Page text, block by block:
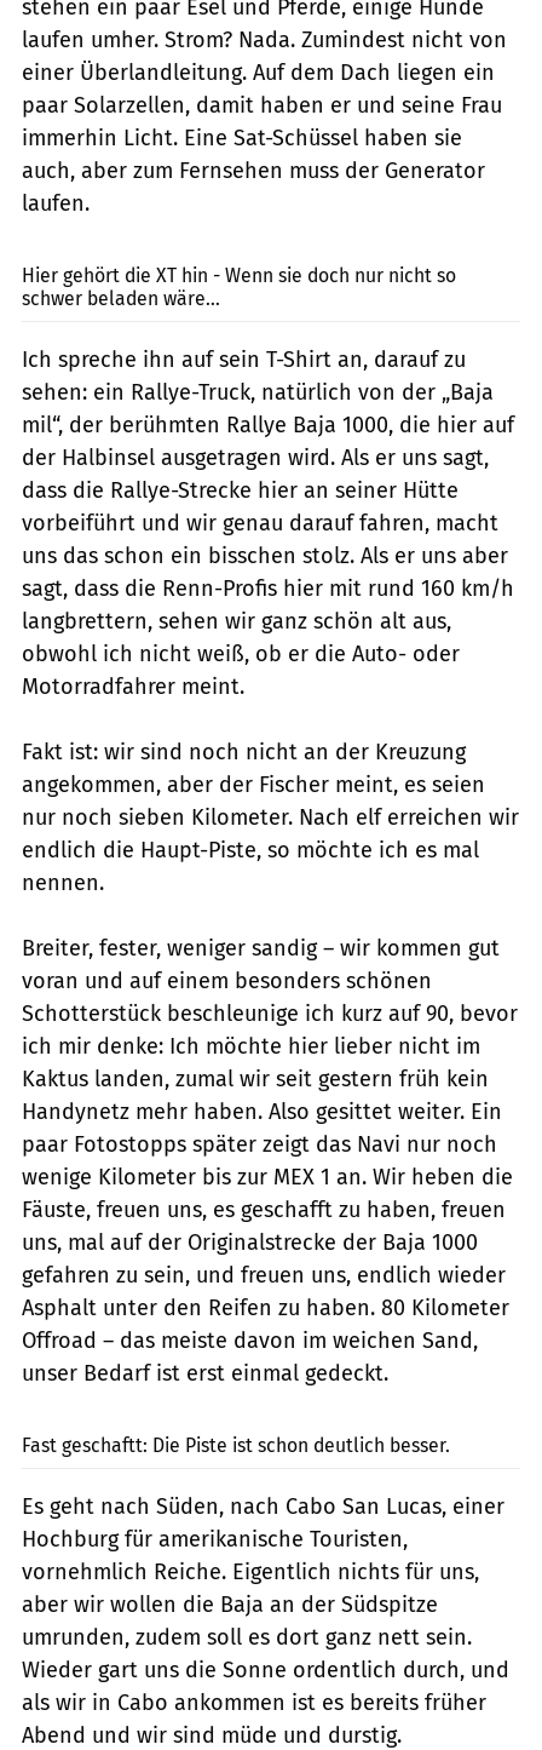
stehen ein paar Esel und Pferde, einige Hunde
laufen umher. Strom? Nada. Zumindest nicht von
einer Überlandleitung. Auf dem Dach liegen ein
paar Solarzellen, damit haben er und seine Frau
immerhin Licht. Eine Sat-Schüssel haben sie
auch, aber zum Fernsehen muss der Generator
laufen.
Hier gehört die XT hin - Wenn sie doch nur nicht so
schwer beladen wäre...
Ich spreche ihn auf sein T-Shirt an, darauf zu
sehen: ein Rallye-Truck, natürlich von der „Baja
mil“, der berühmten Rallye Baja 1000, die hier auf
der Halbinsel ausgetragen wird. Als er uns sagt,
dass die Rallye-Strecke hier an seiner Hütte
vorbeiführt und wir genau darauf fahren, macht
uns das schon ein bisschen stolz. Als er uns aber
sagt, dass die Renn-Profis hier mit rund 160 km/h
langbrettern, sehen wir ganz schön alt aus,
obwohl ich nicht weiß, ob er die Auto- oder
Motorradfahrer meint.
Fakt ist: wir sind noch nicht an der Kreuzung
angekommen, aber der Fischer meint, es seien
nur noch sieben Kilometer. Nach elf erreichen wir
endlich die Haupt-Piste, so möchte ich es mal
nennen.
Breiter, fester, weniger sandig – wir kommen gut
voran und auf einem besonders schönen
Schotterstück beschleunige ich kurz auf 90, bevor
ich mir denke: Ich möchte hier lieber nicht im
Kaktus landen, zumal wir seit gestern früh kein
Handynetz mehr haben. Also gesittet weiter. Ein
paar Fotostopps später zeigt das Navi nur noch
wenige Kilometer bis zur MEX 1 an. Wir heben die
Fäuste, freuen uns, es geschafft zu haben, freuen
uns, mal auf der Originalstrecke der Baja 1000
gefahren zu sein, und freuen uns, endlich wieder
Asphalt unter den Reifen zu haben. 80 Kilometer
Offroad – das meiste davon im weichen Sand,
unser Bedarf ist erst einmal gedeckt.
Fast geschaftt: Die Piste ist schon deutlich besser.
Es geht nach Süden, nach Cabo San Lucas, einer
Hochburg für amerikanische Touristen,
vornehmlich Reiche. Eigentlich nichts für uns,
aber wir wollen die Baja an der Südspitze
umrunden, zudem soll es dort ganz nett sein.
Wieder gart uns die Sonne ordentlich durch, und
als wir in Cabo ankommen ist es bereits früher
Abend und wir sind müde und durstig.